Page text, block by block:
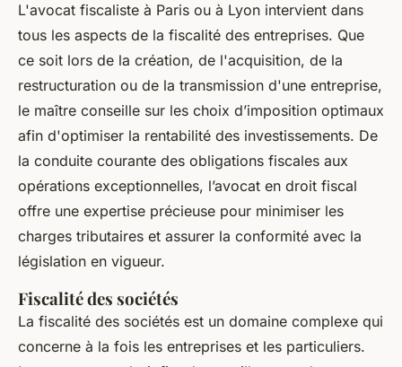
L'avocat fiscaliste à Paris ou à Lyon intervient dans
tous les aspects de la fiscalité des entreprises. Que
ce soit lors de la création, de l'acquisition, de la
restructuration ou de la transmission d'une entreprise,
le maître conseille sur les choix d’imposition optimaux
afin d'optimiser la rentabilité des investissements. De
la conduite courante des obligations fiscales aux
opérations exceptionnelles, l’avocat en droit fiscal
offre une expertise précieuse pour minimiser les
charges tributaires et assurer la conformité avec la
législation en vigueur.
Fiscalité des sociétés
La fiscalité des sociétés est un domaine complexe qui
concerne à la fois les entreprises et les particuliers.